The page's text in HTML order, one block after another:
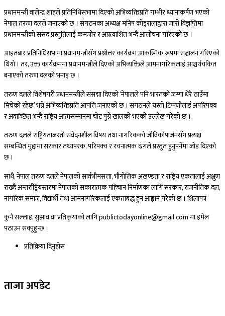
प्रधानमन्त्री वालेन्द्र शाहले प्रतिनिधिसभामा दिएको अभिव्यक्तिप्रति गम्भीर ध्यानाकर्षण भएको
नेपाल तरुण दलले जनाएको छ । संगठनका अध्यक्ष मनिष कोइरालाद्वारा जारी विज्ञप्तिमा
प्रधानमन्त्रीको संसद प्रस्तुतिलाई कमजोर र अप्रत्याशित भन्दै आलोचना गरिएको छ ।
आइतबार प्रतिनिधिसभामा प्रधानमन्त्रीसँग प्रश्नोत्तर कार्यक्रम आकस्मिक रूपमा सञ्चालन गरिएको
थियो । तर, उक्त कार्यक्रममा प्रधानमन्त्रीले दिएको अभिव्यक्तिले आमनागरिकलाई आश्चर्यचकित
बनाएको तरुण दलको भनाइ छ ।
तरुण दलले विशेषगरी प्रधानमन्त्रीले संसद्मा दिएको ‘नेपालले पनि भारतको जग्गा धेरै ठाउँमा
मिचेको रहेछ’ भन्ने अभिव्यक्तिप्रति आपत्ति जनाएको छ । संगठनले यस्तो टिप्पणीलाई अपरिपक्व
र अवाञ्छित भन्दै राष्ट्रिय आत्मसम्मानमा चोट पुग्ने खालको भएको उल्लेख गरेको छ ।
तरुण दलले राष्ट्रियताजस्तो संवेदनशील विषय तथा नागरिकको जीविकोपार्जनसँग प्रत्यक्ष
सम्बन्धित मुद्दामा सरकार तथ्यपरक, परिपक्व र रचनात्मक ढंगले प्रस्तुत हुनुपर्नेमा जोड दिएको
छ ।
साथै, नेपाल तरुण दलले नेपालको सार्वभौमसत्ता, भौगोलिक अखण्डता र राष्ट्रिय एकतालाई अक्षुण
राख्दै अन्तर्राष्ट्रियस्तरमा नेपालको सकारात्मक पहिचान निर्माणका लागि सरकार, राजनीतिक दल,
नागरिक समाज, विद्यार्थी तथा आमनागरिकलाई एकताबद्ध हुन आह्वान गरेको छ । शिलापत्र
कुनै सल्लाह, सुझाव वा प्रतिकृयाको लागि publictodayonline@gmail.com मा इमेल
पठाउन सक्नुहुन्छ ।
प्रतिक्रिया दिनुहोस​
ताजा अपडेट